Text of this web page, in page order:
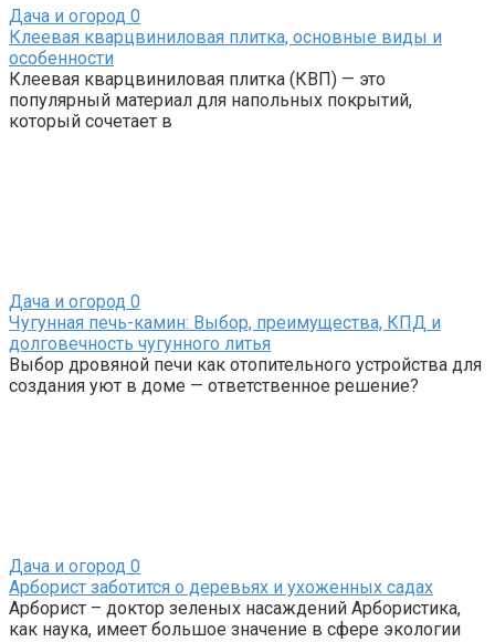
Дача и огород 0
Клеевая кварцвиниловая плитка, основные виды и
особенности
Клеевая кварцвиниловая плитка (КВП) — это
популярный материал для напольных покрытий,
который сочетает в
Дача и огород 0
Чугунная печь-камин: Выбор, преимущества, КПД и
долговечность чугунного литья
Выбор дровяной печи как отопительного устройства для
создания уют в доме — ответственное решение?
Дача и огород 0
Арборист заботится о деревьях и ухоженных садах
Арборист – доктор зеленых насаждений Арбористика,
как наука, имеет большое значение в сфере экологии